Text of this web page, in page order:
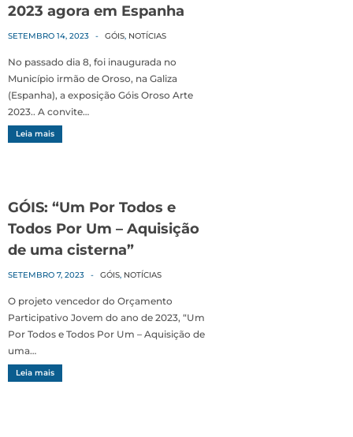
2023 agora em Espanha
SETEMBRO 14, 2023 - GÓIS, NOTÍCIAS
No passado dia 8, foi inaugurada no
Município irmão de Oroso, na Galiza
(Espanha), a exposição Góis Oroso Arte
2023.. A convite…
Leia mais
GÓIS: “Um Por Todos e
Todos Por Um – Aquisição
de uma cisterna”
SETEMBRO 7, 2023 - GÓIS, NOTÍCIAS
O projeto vencedor do Orçamento
Participativo Jovem do ano de 2023, “Um
Por Todos e Todos Por Um – Aquisição de
uma…
Leia mais